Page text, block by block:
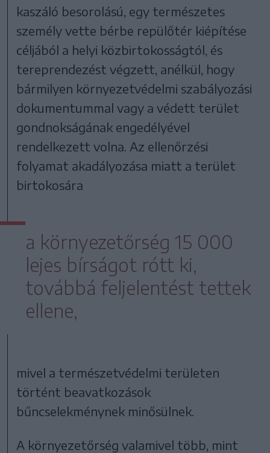
kaszáló besorolású, egy természetes
személy vette bérbe repülőtér kiépítése
céljából a helyi közbirtokosságtól, és
tereprendezést végzett, anélkül, hogy
bármilyen környezetvédelmi szabályozási
dokumentummal vagy a védett terület
gondnokságának engedélyével
rendelkezett volna. Az ellenőrzési
folyamat akadályozása miatt a terület
birtokosára
a környezetőrség 15 000
lejes bírságot rótt ki,
továbbá feljelentést tettek
ellene,
mivel a természetvédelmi területen
történt beavatkozások
bűncselekménynek minősülnek.
A környezetőrség valamivel több, mint